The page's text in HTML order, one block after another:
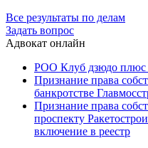
Все результаты по делам
Задать вопрос
Адвокат онлайн
РОО Клуб дзюдо плюс
Признание права
банкротстве
Признание права
проспекту
включение в реестр